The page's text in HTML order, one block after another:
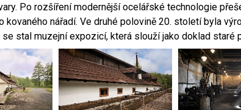
Po rozšíření modernější ocelářské technologie
kovaného nářadí. Ve druhé polovině 20. století byla
se stal muzejní expozicí, která slouží jako doklad staré